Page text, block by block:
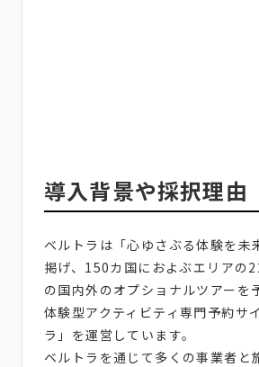
導入背景や採択理由
ベルトラは「心ゆさぶる体験を未
掲げ、150カ国におよぶエリアの
の国内外のオプショナルツアーを
体験型アクティビティ専門予約サ
ラ」を運営しています。
ベルトラを通じて多くの事業者と